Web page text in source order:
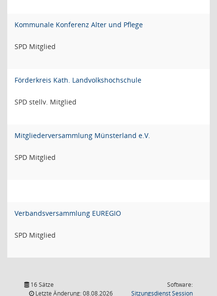
Kommunale Konferenz Alter und Pflege
SPD Mitglied
Förderkreis Kath. Landvolkshochschule
SPD stellv. Mitglied
Mitgliederversammlung Münsterland e.V.
SPD Mitglied
Verbandsversammlung EUREGIO
SPD Mitglied
16 Sätze
Letzte Änderung: 08.08.2026
Software:
SitzungsdienstSession(Wird in